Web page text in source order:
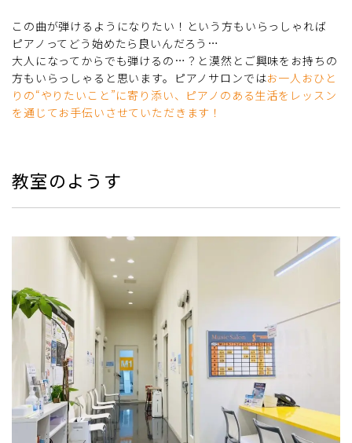
この曲が弾けるようになりたい！という方もいらっしゃれば
ピアノってどう始めたら良いんだろう…
大人になってからでも弾けるの…？と漠然とご興味をお持ちの
方もいらっしゃると思います。ピアノサロンではお一人おひと
りの“やりたいこと”に寄り添い、ピアノのある生活をレッスン
を通じてお手伝いさせていただきます！
教室のようす